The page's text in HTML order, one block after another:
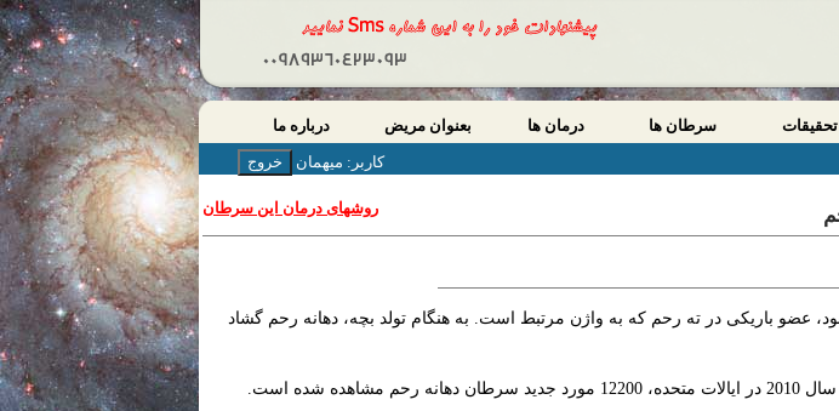
تحقیقات سرطان ها درمان ها بعنوان مریض درباره ما
کاربر: میهمان
روشهای درمان این سرطان
عضو باریکی در ته رحم که به واژن مرتبط است. به هنگام تولد بچه، دهانه رحم گشاد
شده است.